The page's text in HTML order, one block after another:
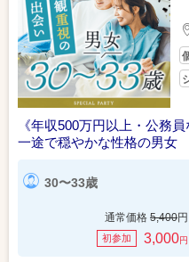
《年収500万円以上・公務員
一途で穏やかな性格の男女
30〜33歳
通常価格 5,400円
初参加 3,000円